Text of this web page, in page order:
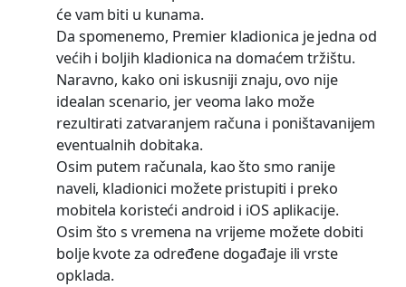
će vam biti u kunama.
Da spomenemo, Premier kladionica je jedna od
većih i boljih kladionica na domaćem tržištu.
Naravno, kako oni iskusniji znaju, ovo nije
idealan scenario, jer veoma lako može
rezultirati zatvaranjem računa i poništavanijem
eventualnih dobitaka.
Osim putem računala, kao što smo ranije
naveli, kladionici možete pristupiti i preko
mobitela koristeći android i iOS aplikacije.
Osim što s vremena na vrijeme možete dobiti
bolje kvote za određene događaje ili vrste
opklada.